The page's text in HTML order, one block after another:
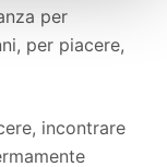
per
per piacere,
incontrare